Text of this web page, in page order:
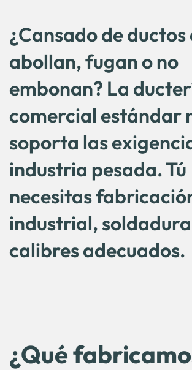
¿Cansado de ductos
abollan, fugan o no
embonan? La
comercial estándar
soporta las
industria pesada. Tú
necesitas
industrial,
calibres adecuados.
¿Qué